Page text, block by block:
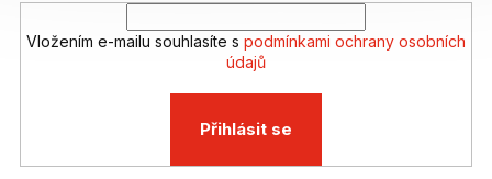
Vložením e-mailu souhlasíte s podmínkami ochrany osobních
údajů
Přihlásit se